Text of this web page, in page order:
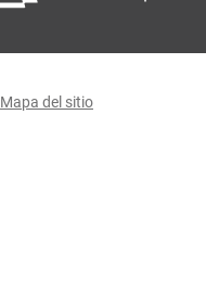
Mapa del sitio